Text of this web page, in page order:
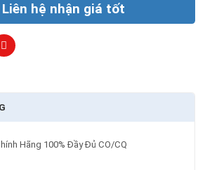
Liên hệ nhận giá tốt
Hãng 100% Đầy Đủ CO/CQ